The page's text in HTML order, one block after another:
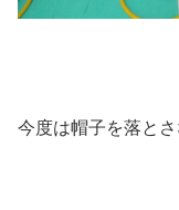
今度は帽子を落と